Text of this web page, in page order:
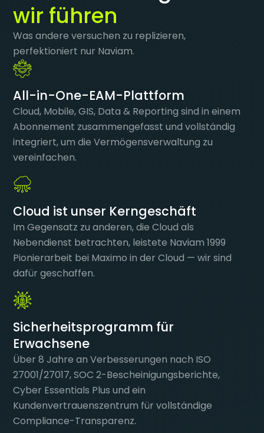
wir führen
Was andere versuchen zu replizieren,
perfektioniert nur Naviam.
All-in-One-EAM-Plattform
Cloud, Mobile, GIS, Data & Reporting sind in einem
Abonnement zusammengefasst und vollständig
integriert, um die Vermögensverwaltung zu
vereinfachen.
Cloud ist unser Kerngeschäft
Im Gegensatz zu anderen, die Cloud als
Nebendienst betrachten, leistete Naviam 1999
Pionierarbeit bei Maximo in der Cloud — wir sind
dafür geschaffen.
Sicherheitsprogramm für
Erwachsene
Über 8 Jahre an Verbesserungen nach ISO
27001/27017, SOC 2-Bescheinigungsberichte,
Cyber Essentials Plus und ein
Kundenvertrauenszentrum für vollständige
Compliance-Transparenz.